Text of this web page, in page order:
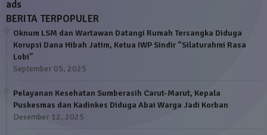
ads
BERITA TERPOPULER
Oknum LSM dan Wartawan Datangi Rumah Tersangka Diduga
Korupsi Dana Hibah Jatim, Ketua IWP Sindir “Silaturahmi Rasa
Lobi”
September 05, 2025
Pelayanan Kesehatan Sumberasih Carut-Marut, Kepala
Puskesmas dan Kadinkes Diduga Abai Warga Jadi Korban
Desember 12, 2025